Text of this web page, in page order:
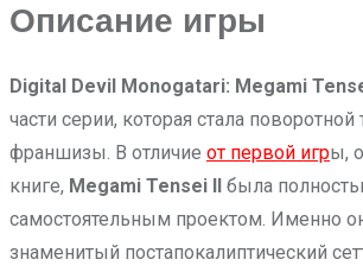
Описание игры
Digital Devil Monogatari: Megami
части серии, которая стала
франшизы. В отличие от первой игры,
книге, Megami Tensei II была
самостоятельным проектом. Именно
знаменитый постапокалиптический